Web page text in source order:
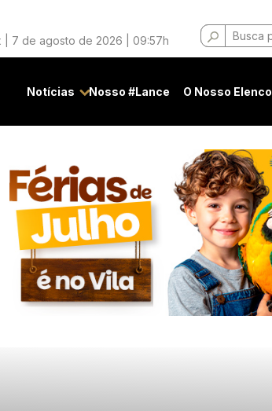
| 7 de agosto de 2026 | 09:57h
Buscar
por:
Notícias Nosso #Lance O Nosso Elenco